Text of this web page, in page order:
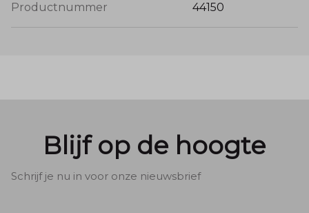
Productnummer 44150
Blijf op de hoogte
Schrijf je nu in voor onze nieuwsbrief